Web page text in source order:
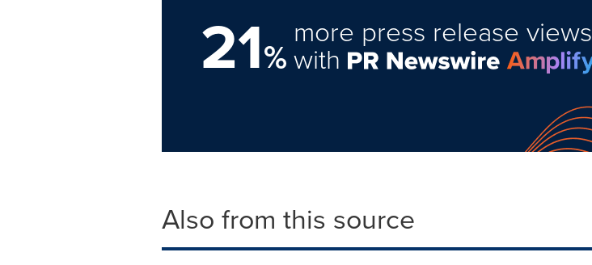
21%
more press release views
with
Also from this source